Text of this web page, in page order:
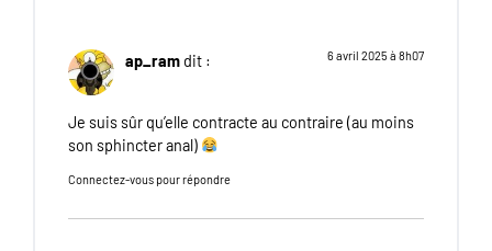
ap_ram dit : 6 avril 2025 à 8h07
Je suis sûr qu’elle contracte au contraire (au moins
son sphincter anal)
Connectez-vous pour répondre